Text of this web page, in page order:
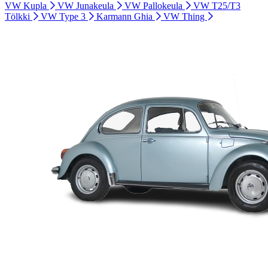
VW Kupla
VW Junakeula VW Pallokeula
VW T25/T3
Tölkki
VW Type 3 Karmann Ghia VW Thing